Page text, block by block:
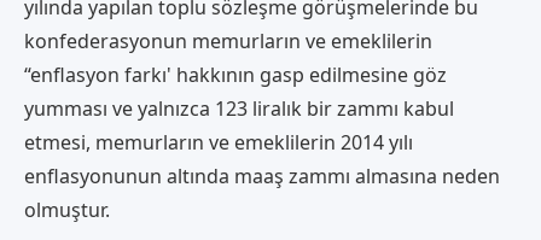
yılında yapılan toplu sözleşme görüşmelerinde bu
konfederasyonun memurların ve emeklilerin
“enflasyon farkı' hakkının gasp edilmesine göz
yumması ve yalnızca 123 liralık bir zammı kabul
etmesi, memurların ve emeklilerin 2014 yılı
enflasyonunun altında maaş zammı almasına neden
olmuştur.